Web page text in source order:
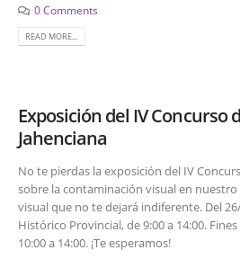
0 Comments
READ MORE...
Exposición del IV Concurso
Jahenciana
No te pierdas la exposición del IV
sobre la contaminación visual en
visual que no te dejará indiferente. Del
Histórico Provincial, de 9:00 a 14:00.
10:00 a 14:00. ¡Te esperamos!